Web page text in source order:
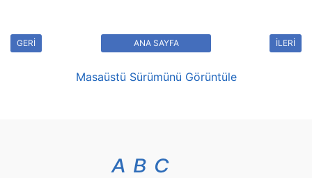
GERİ İLERİ
ANA SAYFA
Masaüstü Sürümünü Görüntüle
A B C